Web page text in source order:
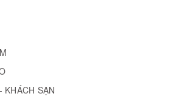
KHÁCH SẠN